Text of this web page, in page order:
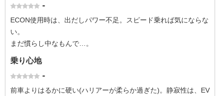
-
ECON使用時は、出だしパワー不足。スピード乗れば気にならな
い。
まだ慣らし中なもんで…。
乗り心地
-
前車よりはるかに硬い(ハリアーが柔らか過ぎた)。静寂性は、EV